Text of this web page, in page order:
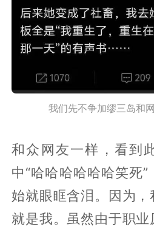
我们先不争加缪三岛和
和众网友一样，看到
中“哈哈哈哈哈哈笑死
始就眼眶含泪。因为
就是我。虽然由于职